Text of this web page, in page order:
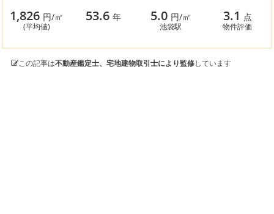
1,826 円/㎡
(平均値)
53.6年 5.0 円/㎡
池袋駅
3.1 点
物件評価
この記事は不動産鑑定士、宅地建物取引士により監修しています